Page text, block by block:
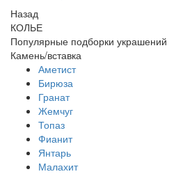
Назад
КОЛЬЕ
Популярные подборки украшений
Камень/вставка
Аметист
Бирюза
Гранат
Жемчуг
Топаз
Фианит
Янтарь
Малахит